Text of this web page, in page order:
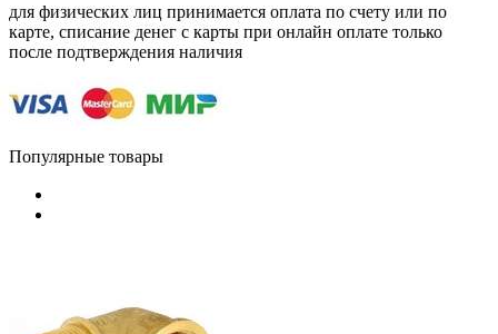
для физических лиц принимается оплата по счету или по
карте, списание денег с карты при онлайн оплате только
после подтверждения наличия
Популярные товары